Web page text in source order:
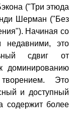
("Три этюда
Шерман ("Без
Начиная со
недавними, это
сдвиг от
доминированию
Это
и доступный
содержит более